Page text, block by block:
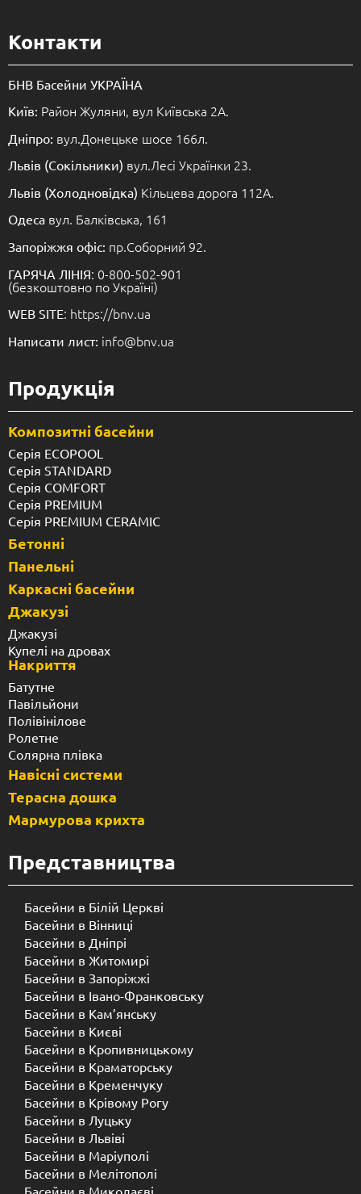
Контакти
БНВ Басейни УКРАЇНА
Київ: Район Жуляни, вул Київська 2А.
Дніпро: вул.Донецьке шосе 166л.
Львів (Сокільники) вул.Лесі Українки 23.
Львів (Холодновідка) Кільцева дорога 112А.
Одеса вул. Балківська, 161
Запоріжжя офіс: пр.Соборний 92.
ГАРЯЧА ЛІНІЯ: 0-800-502-901
(безкоштовно по Україні)
WEB SITE: https://bnv.ua
Написати лист: info@bnv.ua
Продукція
Композитні басейни
Серія ECOPOOL
Серія STANDARD
Серія COMFORT
Серія PREMIUM
Серія PREMIUM CERAMIC
Бетонні
Панельні
Каркасні басейни
Джакузі
Джакузі
Купелі на дровах
Накриття
Батутне
Павільйони
Полівінілове
Ролетне
Солярна плівка
Навісні системи
Терасна дошка
Мармурова крихта
Представництва
Басейни в Білій Церкві
Басейни в Вінниці
Басейни в Дніпрі
Басейни в Житомирі
Басейни в Запоріжжі
Басейни в Івано-Франковську
Басейни в Кам’янську
Басейни в Києві
Басейни в Кропивницькому
Басейни в Краматорську
Басейни в Кременчуку
Басейни в Крівому Рогу
Басейни в Луцьку
Басейни в Львіві
Басейни в Маріуполі
Басейни в Мелітополі